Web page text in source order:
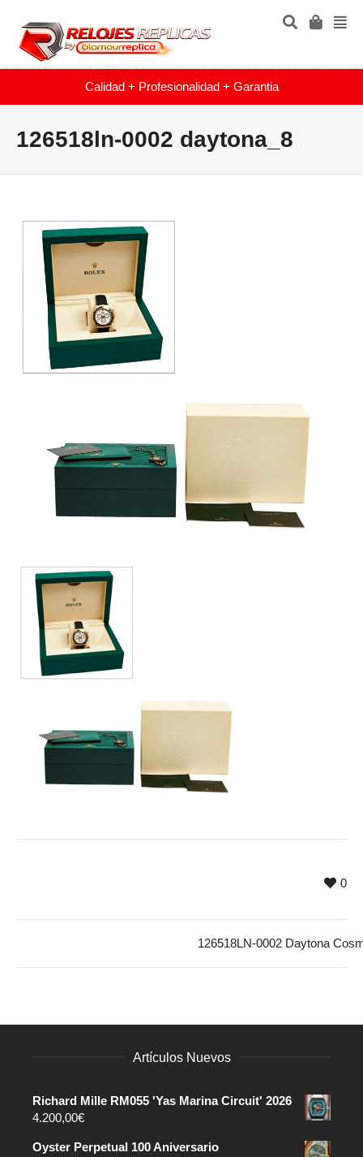
Calidad + Profesionalidad + Garantia
126518ln-0002 daytona_8
0
126518LN-0002 Daytona
Artículos Nuevos
Richard Mille RM055 'Yas Marina Circuit' 2026
4.200,00€
Oyster Perpetual 100 Aniversario